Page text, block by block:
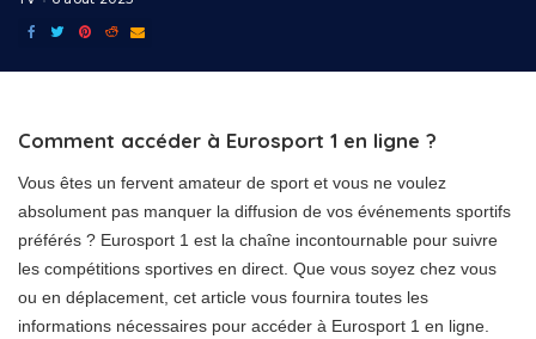
Comment accéder à Eurosport 1 en ligne ?
Vous êtes un fervent amateur de sport et vous ne voulez
absolument pas manquer la diffusion de vos événements sportifs
préférés ? Eurosport 1 est la chaîne incontournable pour suivre
les compétitions sportives en direct. Que vous soyez chez vous
ou en déplacement, cet article vous fournira toutes les
informations nécessaires pour accéder à Eurosport 1 en ligne.